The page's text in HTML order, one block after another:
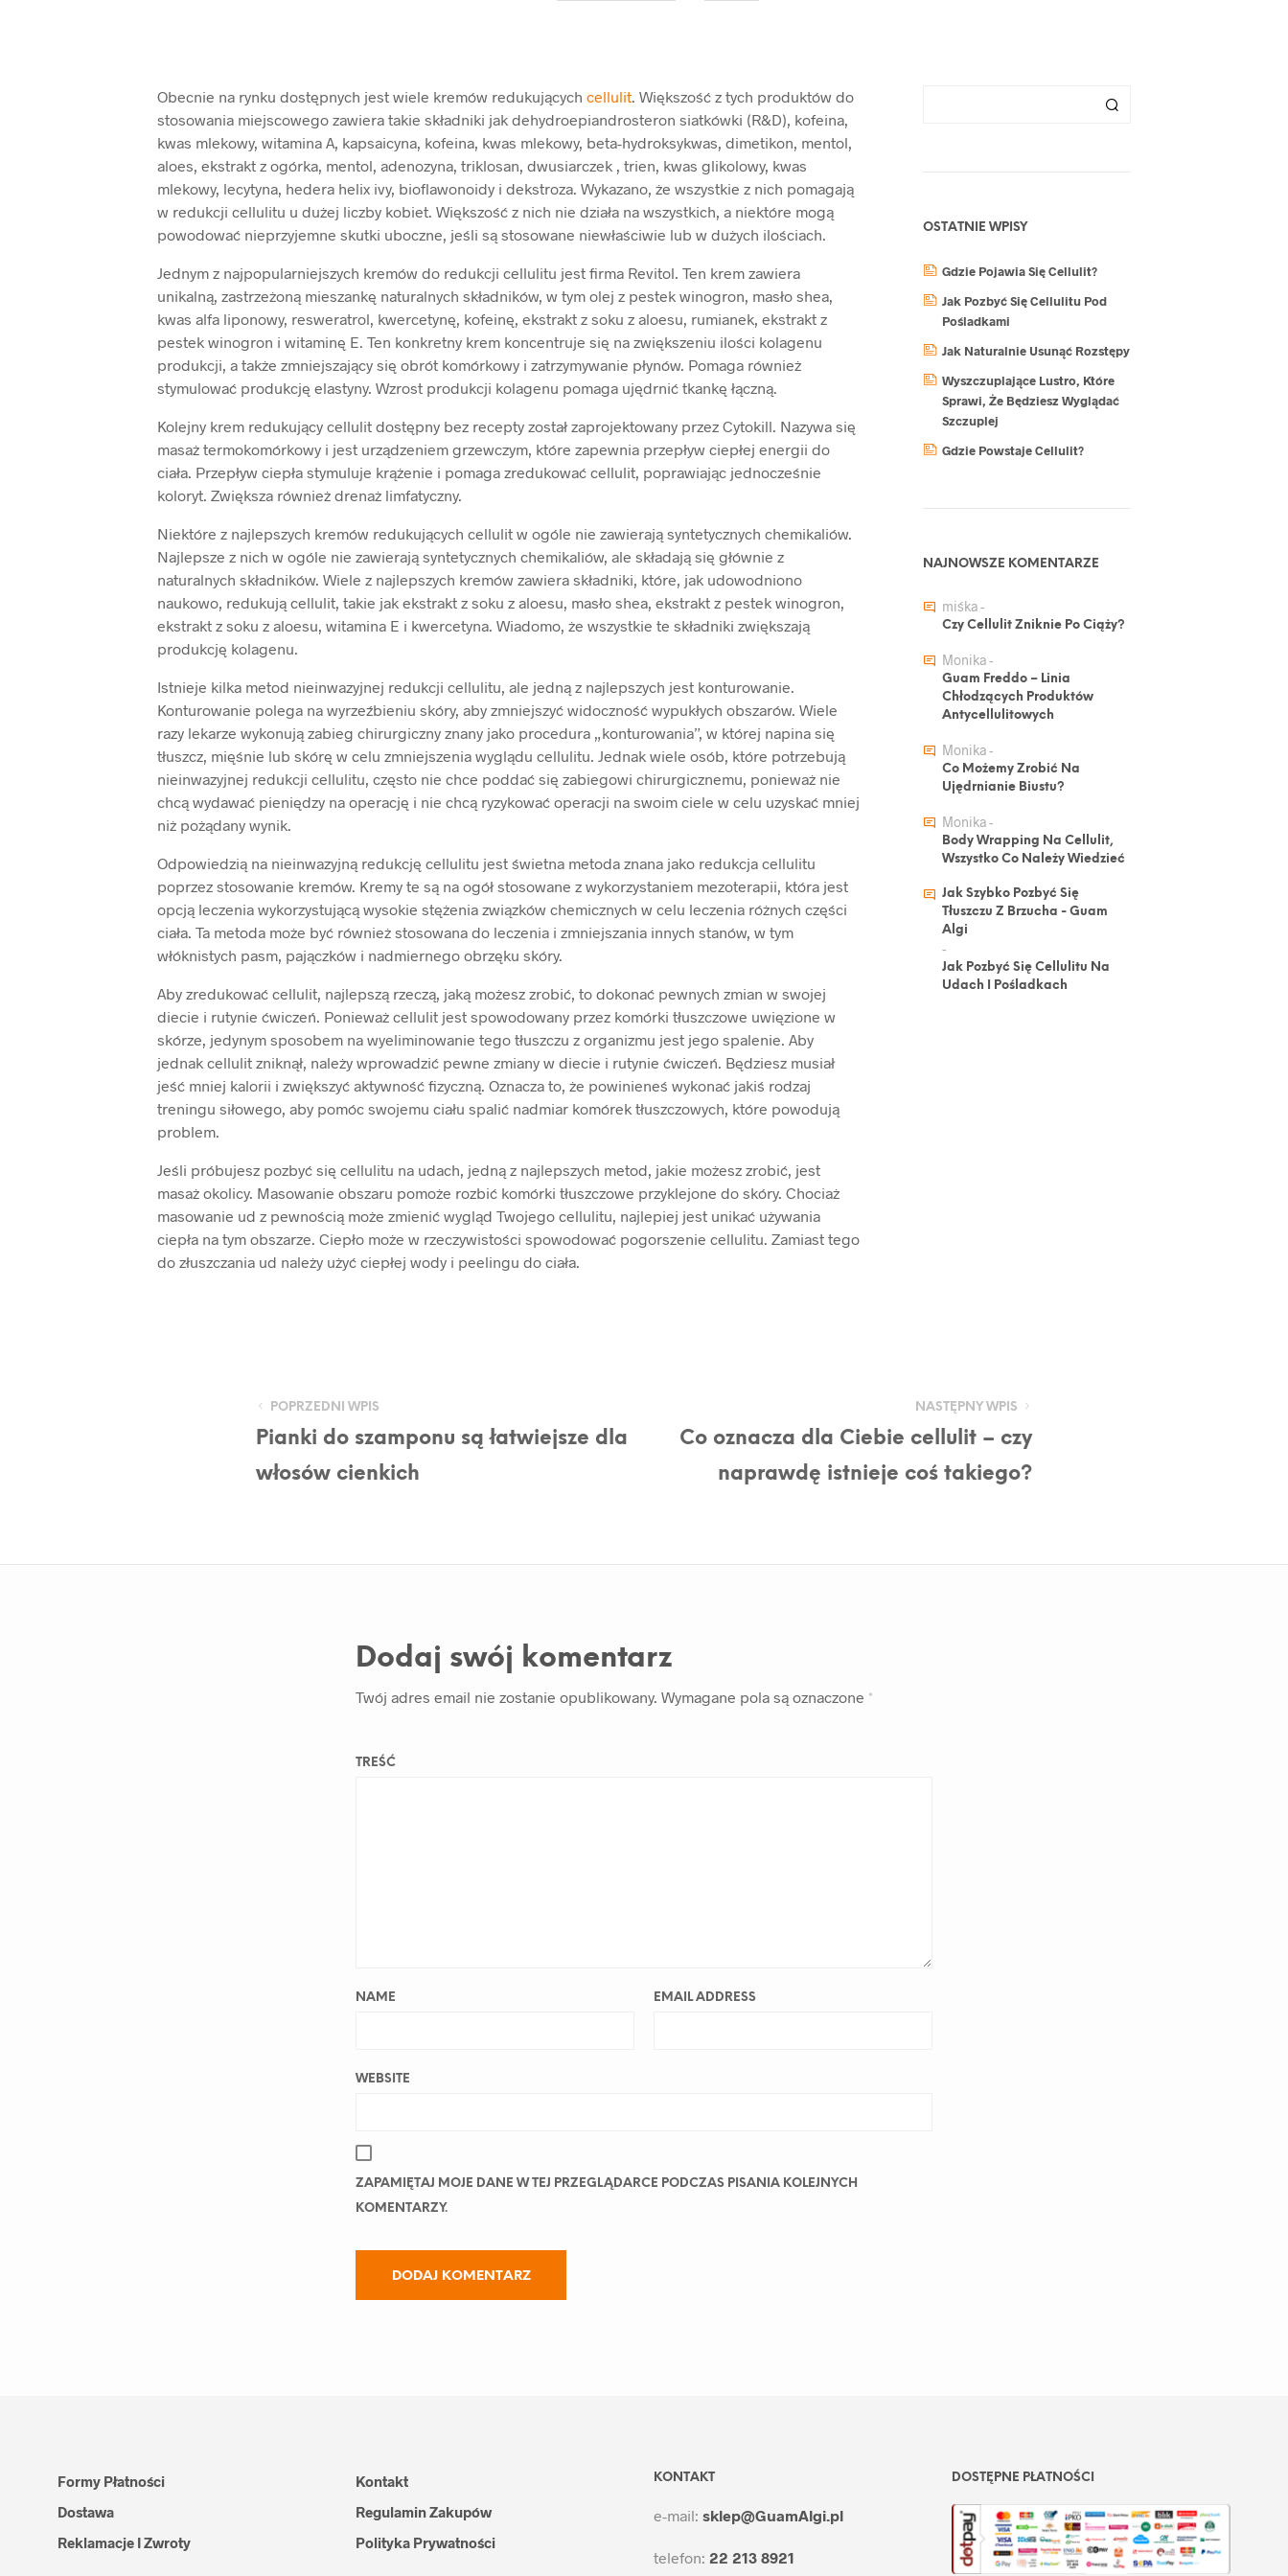
Obecnie na rynku dostępnych jest wiele kremów redukujących cellulit. Większość z tych produktów do
stosowania miejscowego zawiera takie składniki jak dehydroepiandrosteron siatkówki (R&D), kofeina,
kwas mlekowy, witamina A, kapsaicyna, kofeina, kwas mlekowy, beta-hydroksykwas, dimetikon, mentol,
aloes, ekstrakt z ogórka, mentol, adenozyna, triklosan, dwusiarczek , trien, kwas glikolowy, kwas
mlekowy, lecytyna, hedera helix ivy, bioflawonoidy i dekstroza. Wykazano, że wszystkie z nich pomagają
w redukcji cellulitu u dużej liczby kobiet. Większość z nich nie działa na wszystkich, a niektóre mogą
powodować nieprzyjemne skutki uboczne, jeśli są stosowane niewłaściwie lub w dużych ilościach.
Jednym z najpopularniejszych kremów do redukcji cellulitu jest firma Revitol. Ten krem zawiera
unikalną, zastrzeżoną mieszankę naturalnych składników, w tym olej z pestek winogron, masło shea,
kwas alfa liponowy, resweratrol, kwercetynę, kofeinę, ekstrakt z soku z aloesu, rumianek, ekstrakt z
pestek winogron i witaminę E. Ten konkretny krem koncentruje się na zwiększeniu ilości kolagenu
produkcji, a także zmniejszający się obrót komórkowy i zatrzymywanie płynów. Pomaga również
stymulować produkcję elastyny. Wzrost produkcji kolagenu pomaga ujędrnić tkankę łączną.
Kolejny krem redukujący cellulit dostępny bez recepty został zaprojektowany przez Cytokill. Nazywa się
masaż termokomórkowy i jest urządzeniem grzewczym, które zapewnia przepływ ciepłej energii do
ciała. Przepływ ciepła stymuluje krążenie i pomaga zredukować cellulit, poprawiając jednocześnie
koloryt. Zwiększa również drenaż limfatyczny.
Niektóre z najlepszych kremów redukujących cellulit w ogóle nie zawierają syntetycznych chemikaliów.
Najlepsze z nich w ogóle nie zawierają syntetycznych chemikaliów, ale składają się głównie z
naturalnych składników. Wiele z najlepszych kremów zawiera składniki, które, jak udowodniono
naukowo, redukują cellulit, takie jak ekstrakt z soku z aloesu, masło shea, ekstrakt z pestek winogron,
ekstrakt z soku z aloesu, witamina E i kwercetyna. Wiadomo, że wszystkie te składniki zwiększają
produkcję kolagenu.
Istnieje kilka metod nieinwazyjnej redukcji cellulitu, ale jedną z najlepszych jest konturowanie.
Konturowanie polega na wyrzeźbieniu skóry, aby zmniejszyć widoczność wypukłych obszarów. Wiele
razy lekarze wykonują zabieg chirurgiczny znany jako procedura „konturowania”, w której napina się
tłuszcz, mięśnie lub skórę w celu zmniejszenia wyglądu cellulitu. Jednak wiele osób, które potrzebują
nieinwazyjnej redukcji cellulitu, często nie chce poddać się zabiegowi chirurgicznemu, ponieważ nie
chcą wydawać pieniędzy na operację i nie chcą ryzykować operacji na swoim ciele w celu uzyskać mniej
niż pożądany wynik.
Odpowiedzią na nieinwazyjną redukcję cellulitu jest świetna metoda znana jako redukcja cellulitu
poprzez stosowanie kremów. Kremy te są na ogół stosowane z wykorzystaniem mezoterapii, która jest
opcją leczenia wykorzystującą wysokie stężenia związków chemicznych w celu leczenia różnych części
ciała. Ta metoda może być również stosowana do leczenia i zmniejszania innych stanów, w tym
włóknistych pasm, pajączków i nadmiernego obrzęku skóry.
Aby zredukować cellulit, najlepszą rzeczą, jaką możesz zrobić, to dokonać pewnych zmian w swojej
diecie i rutynie ćwiczeń. Ponieważ cellulit jest spowodowany przez komórki tłuszczowe uwięzione w
skórze, jedynym sposobem na wyeliminowanie tego tłuszczu z organizmu jest jego spalenie. Aby
jednak cellulit zniknął, należy wprowadzić pewne zmiany w diecie i rutynie ćwiczeń. Będziesz musiał
jeść mniej kalorii i zwiększyć aktywność fizyczną. Oznacza to, że powinieneś wykonać jakiś rodzaj
treningu siłowego, aby pomóc swojemu ciału spalić nadmiar komórek tłuszczowych, które powodują
problem.
Jeśli próbujesz pozbyć się cellulitu na udach, jedną z najlepszych metod, jakie możesz zrobić, jest
masaż okolicy. Masowanie obszaru pomoże rozbić komórki tłuszczowe przyklejone do skóry. Chociaż
masowanie ud z pewnością może zmienić wygląd Twojego cellulitu, najlepiej jest unikać używania
ciepła na tym obszarze. Ciepło może w rzeczywistości spowodować pogorszenie cellulitu. Zamiast tego
do złuszczania ud należy użyć ciepłej wody i peelingu do ciała.
OSTATNIE WPISY
Gdzie Pojawia Się Cellulit?
Jak Pozbyć Się Cellulitu Pod
Pośladkami
Jak Naturalnie Usunąć Rozstępy
Wyszczuplające Lustro, Które
Sprawi, Że Będziesz Wyglądać
Szczuplej
Gdzie Powstaje Cellulit?
NAJNOWSZE KOMENTARZE
miśka-
Czy Cellulit Zniknie Po Ciąży?
Monika-
Guam Freddo – Linia
Chłodzących Produktów
Antycellulitowych
Monika-
Co Możemy Zrobić Na
Ujędrnianie Biustu?
Monika-
Body Wrapping Na Cellulit,
Wszystko Co Należy Wiedzieć
Jak Szybko Pozbyć Się
Tłuszczu Z Brzucha - Guam
Algi
-
Jak Pozbyć Się Cellulitu Na
Udach I Pośladkach
POPRZEDNI WPIS
Pianki do szamponu są łatwiejsze dla
włosów cienkich
NASTĘPNY WPIS
Co oznacza dla Ciebie cellulit – czy
naprawdę istnieje coś takiego?
Dodaj swój komentarz
Twój adres email nie zostanie opublikowany. Wymagane pola są oznaczone *
TREŚĆ
NAME EMAIL ADDRESS
WEBSITE
ZAPAMIĘTAJ MOJE DANE W TEJ PRZEGLĄDARCE PODCZAS PISANIA KOLEJNYCH
KOMENTARZY.
Formy Płatności
Dostawa
Reklamacje I Zwroty
Kontakt
Regulamin Zakupów
Polityka Prywatności
KONTAKT
e-mail: sklep@GuamAlgi.pl
telefon: 22 213 8921
DOSTĘPNE PŁATNOŚCI